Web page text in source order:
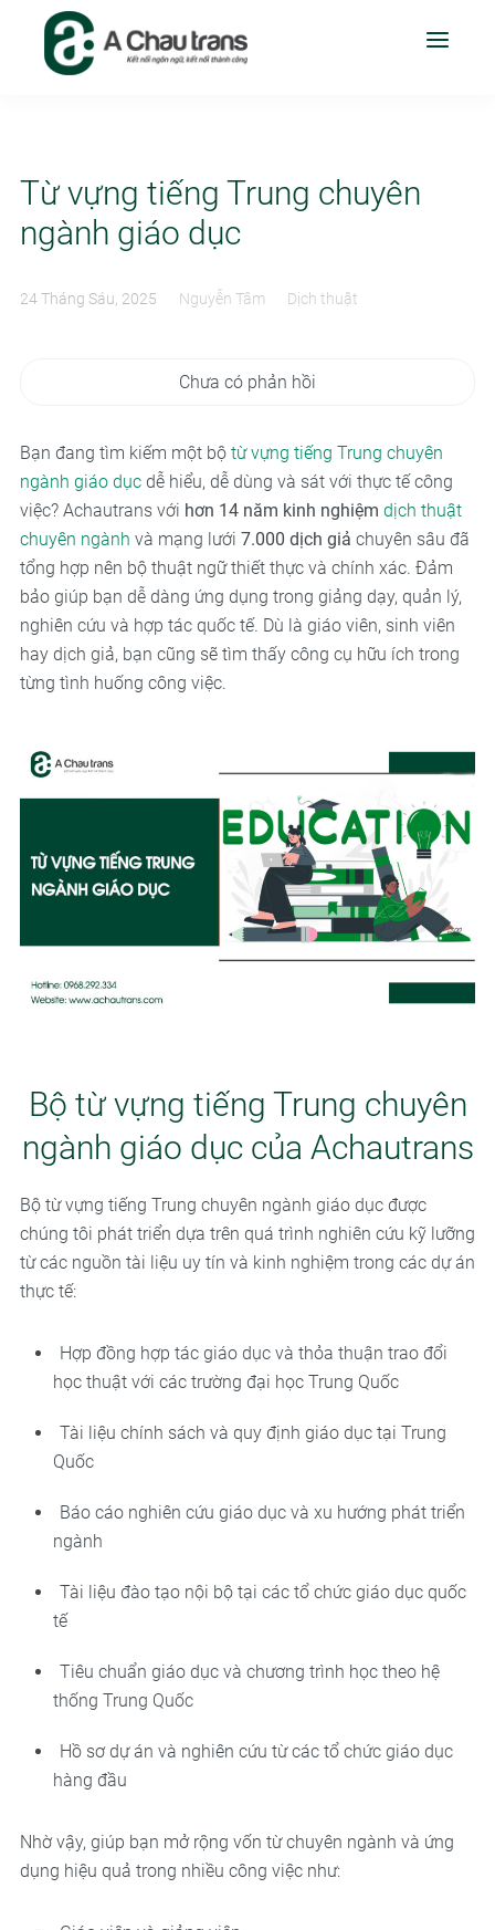
Từ vựng tiếng Trung chuyên
ngành giáo dục
24 Tháng Sáu, 2025 Nguyễn Tâm Dịch thuật
Chưa có phản hồi
Bạn đang tìm kiếm một bộ từ vựng tiếng Trung chuyên
ngành giáo dụcdễ hiểu, dễ dùng và sát với thực tế công
việc? Achautrans với hơn 14 năm kinh nghiệm dịch thuật
chuyên ngành và mạng lưới 7.000 dịch giả chuyên sâu đã
tổng hợp nên bộ thuật ngữ thiết thực và chính xác. Đảm
bảo giúp bạn dễ dàng ứng dụng trong giảng dạy, quản lý,
nghiên cứu và hợp tác quốc tế. Dù là giáo viên, sinh viên
hay dịch giả, bạn cũng sẽ tìm thấy công cụ hữu ích trong
từng tình huống công việc.
Bộ từ vựng tiếng Trung chuyên
ngành giáo dục của Achautrans
Bộ từ vựng tiếng Trung chuyên ngành giáo dục được
chúng tôi phát triển dựa trên quá trình nghiên cứu kỹ lưỡng
từ các nguồn tài liệu uy tín và kinh nghiệm trong các dự án
thực tế:
Hợp đồng hợp tác giáo dục và thỏa thuận trao đổi
học thuật với các trường đại học Trung Quốc
Tài liệu chính sách và quy định giáo dục tại Trung
Quốc
Báo cáo nghiên cứu giáo dục và xu hướng phát triển
ngành
Tài liệu đào tạo nội bộ tại các tổ chức giáo dục quốc
tế
Tiêu chuẩn giáo dục và chương trình học theo hệ
thống Trung Quốc
Hồ sơ dự án và nghiên cứu từ các tổ chức giáo dục
hàng đầu
Nhờ vậy, giúp bạn mở rộng vốn từ chuyên ngành và ứng
dụng hiệu quả trong nhiều công việc như: